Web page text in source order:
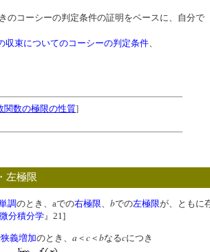
のコーシーの判定条件の証明をベースに、自分で
収束についてのコーシーの判定条件
関数の極限の性質]
左極限
調のとき、aでの右極限 bでの左極限が、ともに
分積分学 』21]
狭義増加のとき、 a ＜ c ＜ bなるcにつき